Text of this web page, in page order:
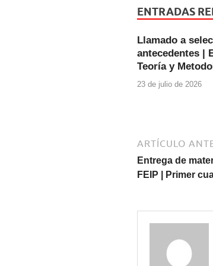
e
o
o
k
er
ENTRADAS
Llamado a
antecedentes |
Teoría y
23 de julio de 2026
ARTÍCULO
Entrega de
FEIP | Primer